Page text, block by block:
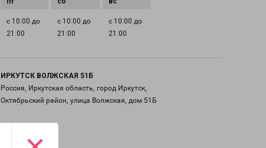
с 10:00 до
21:00
с 10:00 до
21:00
с 10:00 до
21:00
ИРКУТСК ВОЛЖСКАЯ 51Б
Россия, Иркутская область, город Иркутск,
Октябрьский район, улица Волжская, дом 51Б
на карте